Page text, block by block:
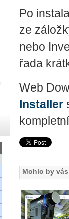
Po
ze
nebo
řada
Web
Installer
Mohlo by